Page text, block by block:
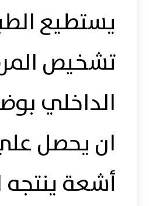
يستطيع
تشخيص
الداخلي
ان يحصل
أشعة ينتجه